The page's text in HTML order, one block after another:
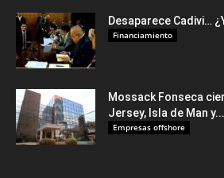
Desaparece Cadivi…
Financiamiento
Mossack Fonseca
Jersey, Isla de Man y...
Empresas offshore